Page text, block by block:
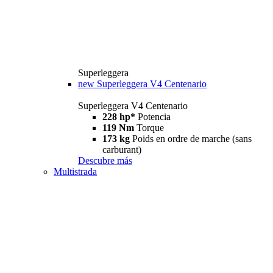
Superleggera
new Superleggera V4 Centenario
Superleggera V4 Centenario
228 hp* Potencia
119 Nm Torque
173 kg Poids en ordre de marche (sans
carburant)
Descubre más
Multistrada